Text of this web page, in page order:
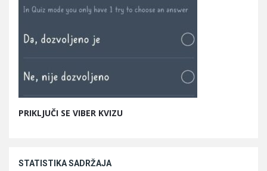
PRIKLJUČI SE VIBER KVIZU
STATISTIKA SADRŽAJA